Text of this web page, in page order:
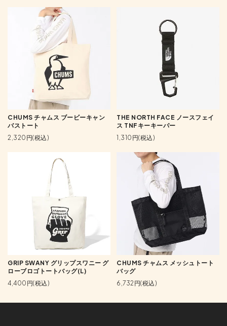
CHUMS チャムス ブービーキャン
バストート
2,320円(税込)
THE NORTH FACE ノースフェイ
ス TNFキーキーパー
1,310円(税込)
GRIP SWANY グリップスワニー グ
ローブロゴトートバッグ(L)
4,400円(税込)
CHUMS チャムス メッシュトート
バッグ
6,732円(税込)